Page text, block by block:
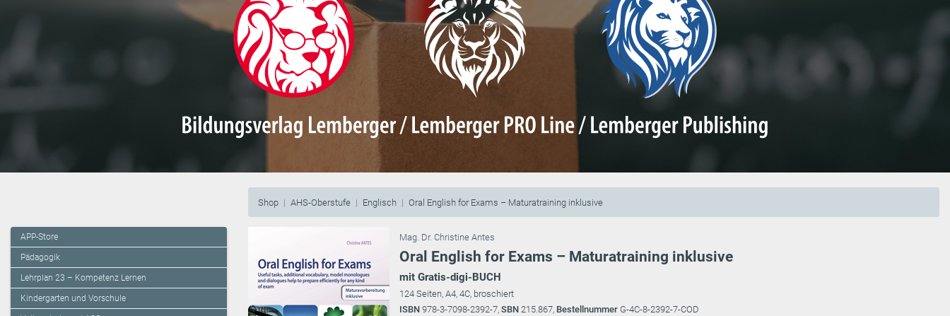
Shop AHS-Oberstufe Englisch Oral English for Exams – Maturatraining inklusive
APP-Store
Pädagogik
Lehrplan 23 – Kompetenz Lernen
Kindergarten und Vorschule
Mag. Dr. Christine Antes
Oral English for Exams – Maturatraining inklusive
mit Gratis-digi-BUCH
124 Seiten, A4, 4C, broschiert
ISBN 978-3-7098-2392-7, SBN 215.867, Bestellnummer G-4C-8-2392-7-COD